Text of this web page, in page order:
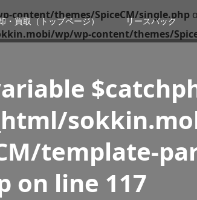
・買取（トップページ） リースバック
content/themes/SpiceCM/single.php
wp/wp-content/themes/
template-
on line 117